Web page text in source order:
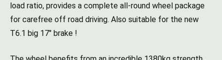
load ratio, provides a complete all-round wheel package
for carefree off road driving. Also suitable for the new
T6.1 big 17" brake !